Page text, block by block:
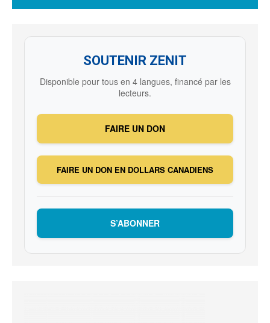
SOUTENIR ZENIT
Disponible pour tous en 4 langues, financé par les
lecteurs.
FAIRE UN DON
FAIRE UN DON EN DOLLARS CANADIENS
S’ABONNER